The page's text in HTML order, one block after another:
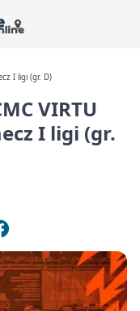
I ligi (gr. D)
VIRTU
I ligi (gr.